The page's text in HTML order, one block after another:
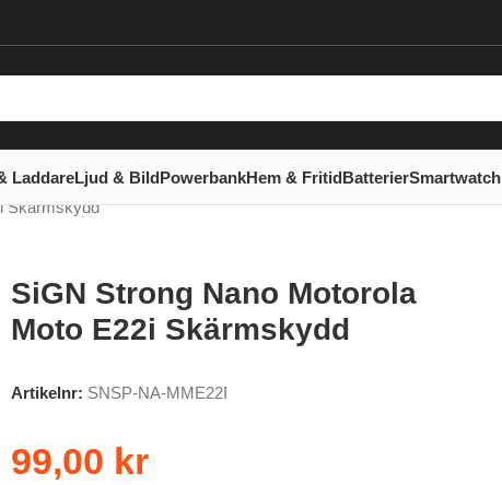
LaddareLjud & BildPowerbankHem & FritidBatterierSmartwatch
Skärmskydd
SiGN Strong Nano Motorola
Moto E22i Skärmskydd
Artikelnr: SNSP-NA-MME22I
99,00 kr